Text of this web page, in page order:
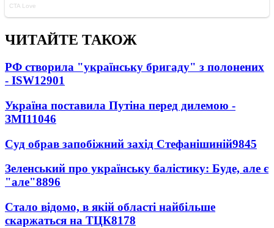
ЧИТАЙТЕ ТАКОЖ
РФ створила "українську бригаду" з полонених
- ISW12901
Україна поставила Путіна перед дилемою -
ЗМІ11046
Суд обрав запобіжний захід Стефанішиній9845
Зеленський про українську балістику: Буде, але є
"але"8896
Стало відомо, в якій області найбільше
скаржаться на ТЦК8178